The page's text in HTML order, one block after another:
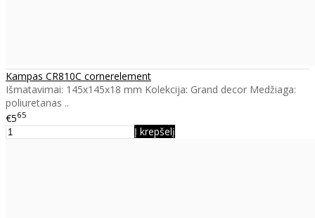
Kampas CR810C cornerelement
Išmatavimai: 145x145x18 mm Kolekcija: Grand decor Medžiaga:
poliuretanas ..
€565
Į krepšelį